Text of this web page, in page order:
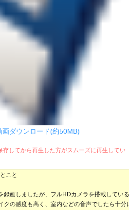
ダウンロード(約50MB)
してから再生した方がスムーズに再生してい
こと -
録画しましたが、フルHDカメラを搭載してい
クの感度も高く、室内などの音声でしたら十分